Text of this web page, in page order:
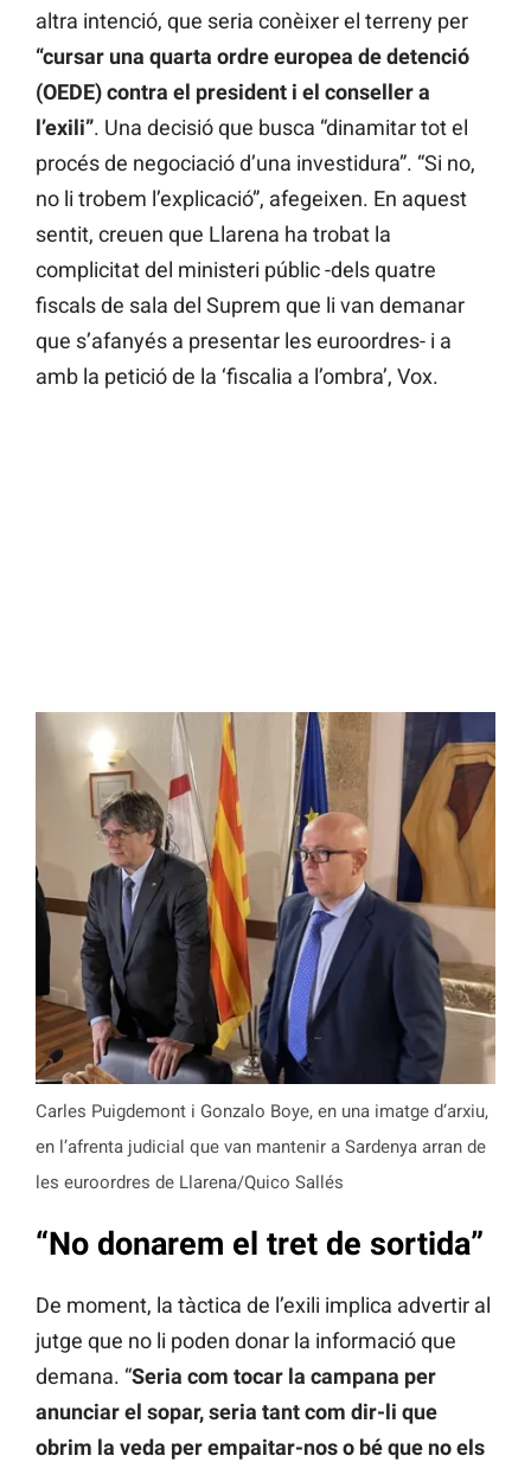
altra intenció, que seria conèixer el terreny per
“cursar una quarta ordre europea de detenció
(OEDE) contra el president i el conseller a
l’exili”. Una decisió que busca “dinamitar tot el
procés de negociació d’una investidura”. “Si no,
no li trobem l’explicació”, afegeixen. En aquest
sentit, creuen que Llarena ha trobat la
complicitat del ministeri públic -dels quatre
fiscals de sala del Suprem que li van demanar
que s’afanyés a presentar les euroordres- i a
amb la petició de la ‘fiscalia a l’ombra’, Vox.
Carles Puigdemont i Gonzalo Boye, en una imatge d’arxiu,
en l’afrenta judicial que van mantenir a Sardenya arran de
les euroordres de Llarena/Quico Sallés
“No donarem el tret de sortida”
De moment, la tàctica de l’exili implica advertir al
jutge que no li poden donar la informació que
demana. “Seria com tocar la campana per
anunciar el sopar, seria tant com dir-li que
obrim la veda per empaitar-nos o bé que no els